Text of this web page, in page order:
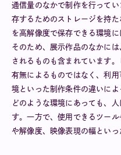
通信量のなかで制作を行って
存するためのストレージを持
を高解像度で保存できる環境に
そのため、展示作品のなかに
されるものも含まれています
有無によるものではなく、利
境といった制作条件の違いによ
どのような環境にあっても、
す。一方で、使用できるツー
や解像度、映像表現の幅といっ